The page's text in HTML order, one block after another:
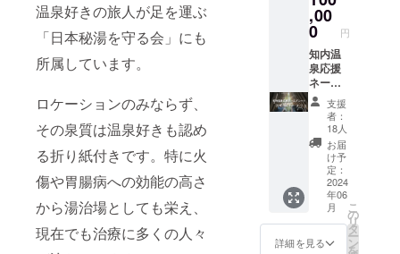
温泉好きの旅人が足を運ぶ
「日本秘湯を守る会」にも
所属しています。
ロケーションのみならず、
その泉質は温泉好きも認め
る折り紙付きです。特に火
傷や胃腸病への効能の高さ
から湯治場としても栄え、
現在でも治療に多くの人々
階では
決まっ
ていま
せんの
で 決ま
り次第
追って
記載い
たしま
す。
事をお
伝えく
ださ
い。 ご
予約の
際にア
レル
ギー等
がござ
いまし
たらお
伝えく
ださ
い。 ※
チケッ
トの有
効期限
ポート
になり
ます。
※チケッ
トの有
効期限
がござ
います
のでご
了承く
ださ
い。
（発行
から1
年）
,00
0 円
知内温
泉応援
ネーム
プレー
ト（木
製）中
サイズ
日帰り
サウナ
（呼吸
の間）
１回利
用券付
※利用
支援
者：
18人
お届
け予
定：
2024
年06
月
詳細を見る
こ
の
リ
タ
ー
ン
を